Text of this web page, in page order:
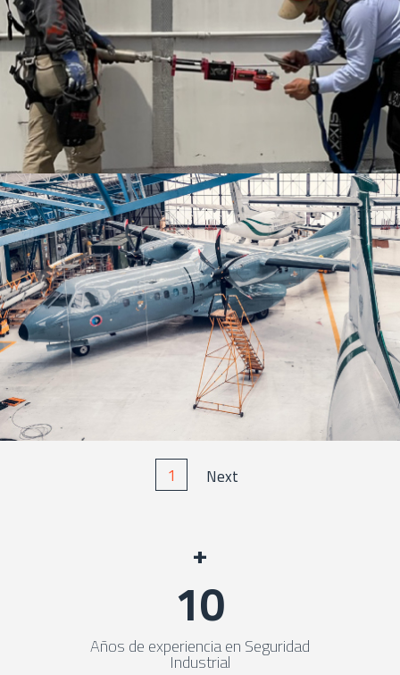
1 Next
+
10
Años de experiencia en Seguridad
Industrial